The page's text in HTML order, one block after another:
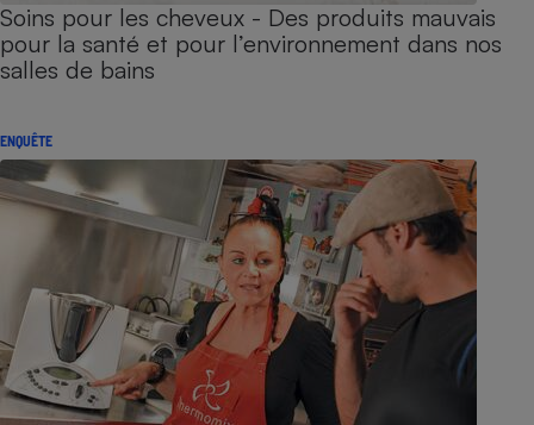
Soins pour les cheveux - Des produits mauvais
pour la santé et pour l’environnement dans nos
salles de bains
ENQUÊTE